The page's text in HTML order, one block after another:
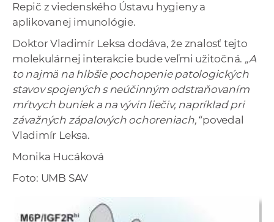
Repič z viedenského Ústavu hygieny a
aplikovanej imunológie.
Doktor Vladimír Leksa dodáva, že znalosť tejto
molekulárnej interakcie bude veľmi užitočná. „A
to najmä na hlbšie pochopenie patologických
stavov spojených s neúčinným odstraňovaním
mŕtvych buniek a na vývin liečiv, napríklad pri
závažných zápalových ochoreniach,“povedal
Vladimír Leksa.
Monika Hucáková
Foto: UMB SAV